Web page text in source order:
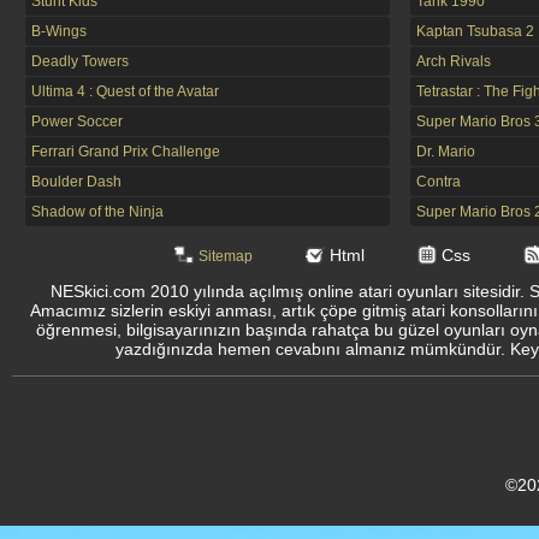
B-Wings
Deadly Towers
Ultima 4 : Quest of the Avatar
Power Soccer
Ferrari Grand Prix Challenge
Boulder Dash
Shadow of the Ninja
Kaptan Tsubasa 2
Arch Rivals
Tetrastar : The
Super Mario Bros
Dr. Mario
Contra
Super Mario Bros
Sitemap Html
Css
NESkici.com 2010 yılında açılmış online atari oyunları
Amacımız sizlerin eskiyi anması, artık çöpe gitmiş atari
öğrenmesi, bilgisayarınızın başında rahatça bu güzel oyunları
yazdığınızda hemen cevabını almanız mümkündür.